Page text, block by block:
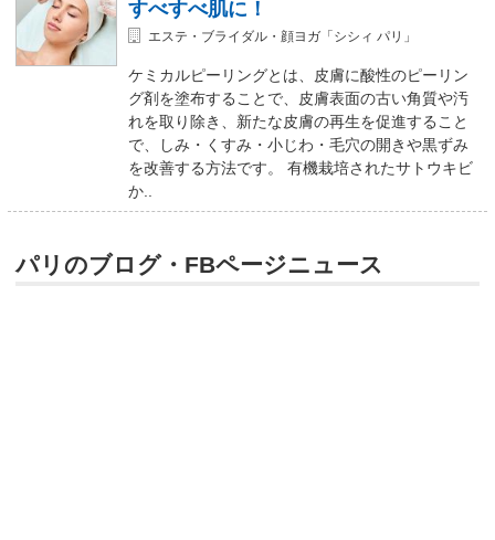
すべすべ肌に！
エステ・ブライダル・顔ヨガ「シシィ パリ」
ケミカルピーリングとは、皮膚に酸性のピーリン
グ剤を塗布することで、皮膚表面の古い角質や汚
れを取り除き、新たな皮膚の再生を促進すること
で、しみ・くすみ・小じわ・毛穴の開きや黒ずみ
を改善する方法です。 有機栽培されたサトウキビ
か..
パリのブログ・FBページニュース